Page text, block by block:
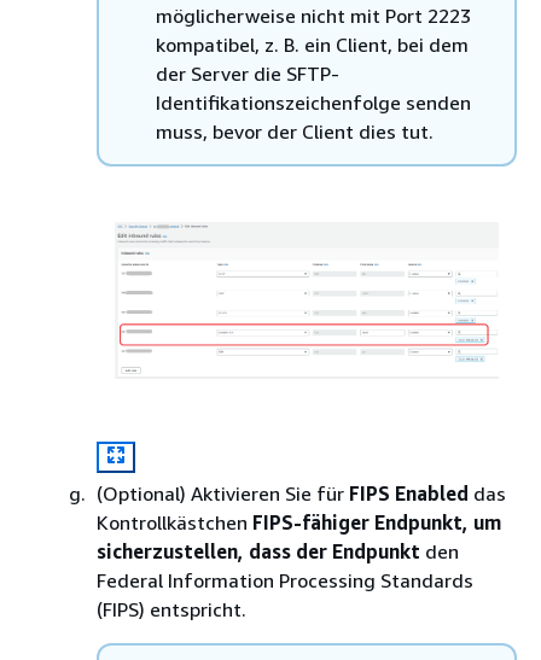
möglicherweise nicht mit Port 2223
kompatibel, z. B. ein Client, bei dem
der Server die SFTP-
Identifikationszeichenfolge senden
muss, bevor der Client dies tut.
(Optional) Aktivieren Sie für FIPS Enabled das
Kontrollkästchen FIPS-fähiger Endpunkt, um
sicherzustellen, dass der Endpunkt den
Federal Information Processing Standards
(FIPS) entspricht.